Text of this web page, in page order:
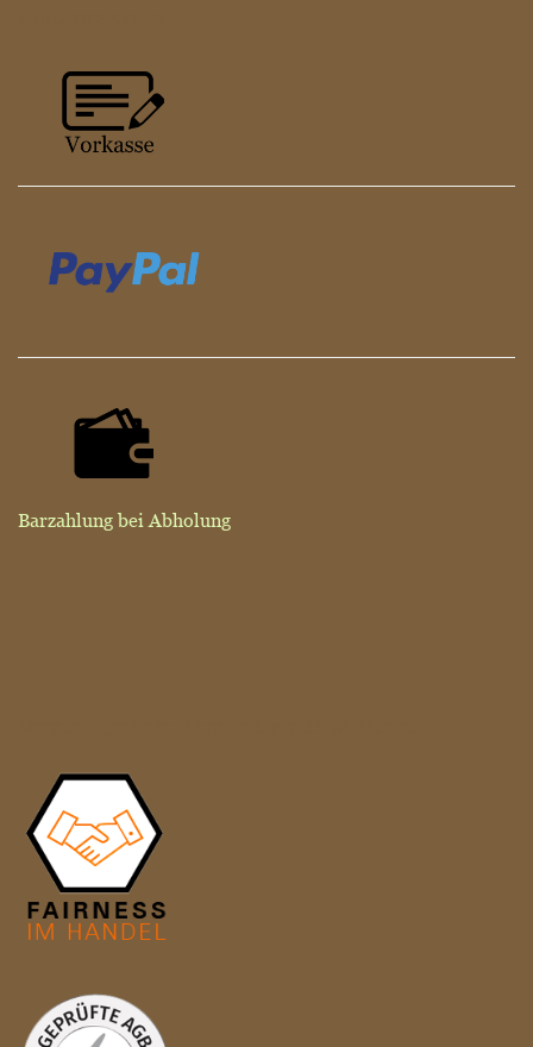
Barzahlung bei Abholung